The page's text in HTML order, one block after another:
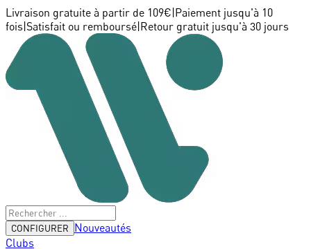
Livraison gratuite à partir de 109€ Paiement jusqu'à 10
fois Satisfait ou remboursé Retour gratuit jusqu'à 30 jours
CONFIGURER
Nouveautés
Clubs